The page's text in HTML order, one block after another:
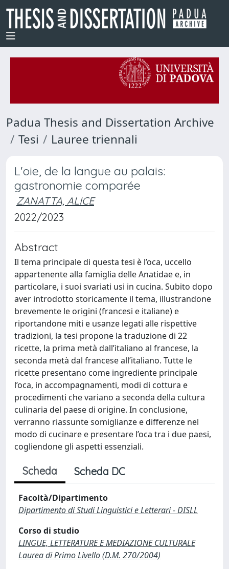
Padua Thesis and Dissertation Archive
Tesi
Lauree triennali
L'oie, de la langue au palais:
gastronomie comparée
ZANATTA, ALICE
2022/2023
Abstract
Il tema principale di questa tesi è l’oca, uccello
appartenente alla famiglia delle Anatidae e, in
particolare, i suoi svariati usi in cucina. Subito dopo
aver introdotto storicamente il tema, illustrandone
brevemente le origini (francesi e italiane) e
riportandone miti e usanze legati alle rispettive
tradizioni, la tesi propone la traduzione di 22
ricette, la prima metà dall’italiano al francese, la
seconda metà dal francese all’italiano. Tutte le
ricette presentano come ingrediente principale
l’oca, in accompagnamenti, modi di cottura e
procedimenti che variano a seconda della cultura
culinaria del paese di origine. In conclusione,
verranno riassunte somiglianze e differenze nel
modo di cucinare e presentare l’oca tra i due paesi,
cogliendone gli aspetti essenziali.
Scheda Scheda DC
Facoltà/Dipartimento
Dipartimento di Studi Linguistici e Letterari - DISLL
Corso di studio
LINGUE, LETTERATURE E MEDIAZIONE CULTURALE
Laurea di Primo Livello (D.M. 270/2004)